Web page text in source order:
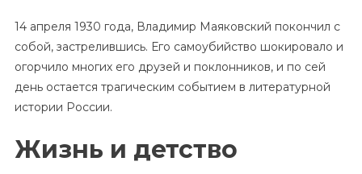
14 апреля 1930 года, Владимир Маяковский покончил с
собой, застрелившись. Его самоубийство шокировало и
огорчило многих его друзей и поклонников, и по сей
день остается трагическим событием в литературной
истории России.
Жизнь и детство